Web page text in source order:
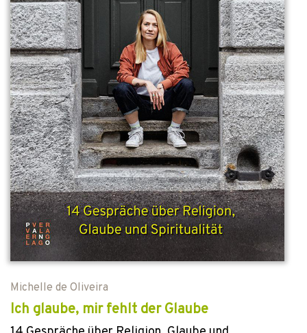
Michelle de Oliveira
Ich glaube, mir fehlt der Glaube